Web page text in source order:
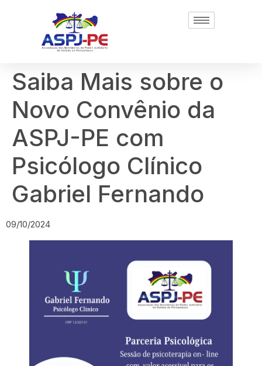
Saiba Mais sobre o
Novo Convênio da
ASPJ-PE com
Psicólogo Clínico
Gabriel Fernando
09/10/2024